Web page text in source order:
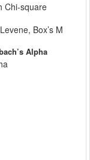
Chi-square
Box’s M
Alpha